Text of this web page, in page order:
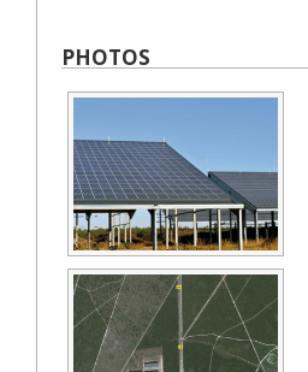
PHOTOS